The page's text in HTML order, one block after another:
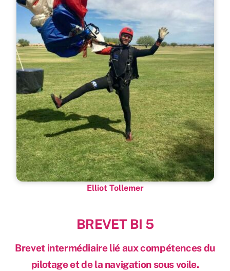
Elliot Tollemer
BREVET BI 5
Brevet intermédiaire lié aux compétences du
pilotage et de la navigation sous voile.